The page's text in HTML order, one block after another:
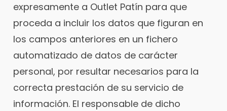
expresamente a Outlet Patín para que
proceda a incluir los datos que figuran en
los campos anteriores en un fichero
automatizado de datos de carácter
personal, por resultar necesarios para la
correcta prestación de su servicio de
información. El responsable de dicho